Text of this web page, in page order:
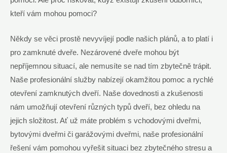
kteří vám mohou pomoci?
Někdy se⁢ věci prostě nevyvíjejí⁣ podle našich plánů, a to platí i
‍pro‌ zamknuté dveře. ‌Nezárovené ⁤dveře mohou být
⁢nepříjemnou situací, ale⁤ nemusíte se ⁤nad tím zbytečně trápit.
Naše profesionální služby ⁤nabízejí okamžitou ⁢pomoc a rychlé
⁢otevření zamknutých dveří. Naše dovednosti a⁢ zkušenosti
nám‌ umožňují otevření různých ​typů dveří, bez ohledu na
jejich ‌složitost.⁣ Ať už máte problém ‍s⁣ vchodovými dveřmi,​
bytovými dveřmi či garážovými dveřmi, naše profesionální
řešení vám‌ pomohou vyřešit situaci ⁢bez ⁤zbytečného stresu⁣ a